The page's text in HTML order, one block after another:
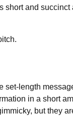
short and succinct
set-length
in a short
but they